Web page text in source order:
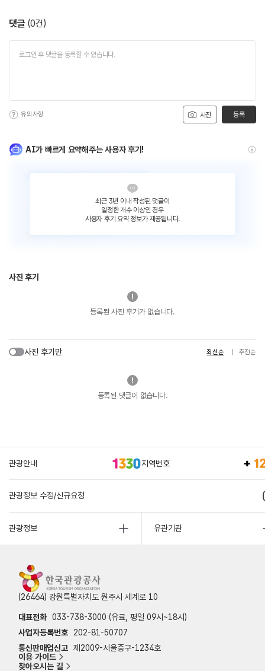
댓글 (0건)
사진
유의사항 등록
AI가 빠르게 요약해주는 사용자 후기!
최근 3년 이내 작성된 댓글이
일정한 개수 이상인 경우
사용자 후기 요약 정보가 제공됩니다.
사진 후기
등록된 사진 후기가 없습니다.
사진 후기만 최신순 추천순
등록된 댓글이 없습니다.
관광안내 지역번호
관광정보 수정/신규요청
관광정보 유관기관
(26464) 강원특별자치도 원주시 세계로 10
대표전화 033-738-3000 (유료, 평일 09시~18시)
사업자등록번호
202-81-50707
통신판매업신고 제2009-서울중구-1234호
이용 가이드
찾아오시는 길